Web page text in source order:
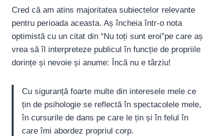
Cred că am atins majoritatea subiectelor relevante
pentru perioada aceasta. Aș încheia într-o nota
optimistă cu un citat din “Nu toți sunt eroi”pe care aș
vrea să îl interpreteze publicul în funcție de propriile
dorințe și nevoie și anume: Încă nu e târziu!
Cu siguranță foarte multe din interesele mele ce
țin de psihologie se reflectă în spectacolele mele,
în cursurile de dans pe care le țin și în felul în
care îmi abordez propriul corp.